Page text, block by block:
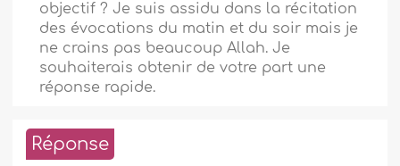
objectif ? Je suis assidu dans la récitation
des évocations du matin et du soir mais je
ne crains pas beaucoup Allah. Je
souhaiterais obtenir de votre part une
réponse rapide.
Réponse